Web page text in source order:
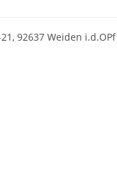
92637 Weiden i.d.OPf